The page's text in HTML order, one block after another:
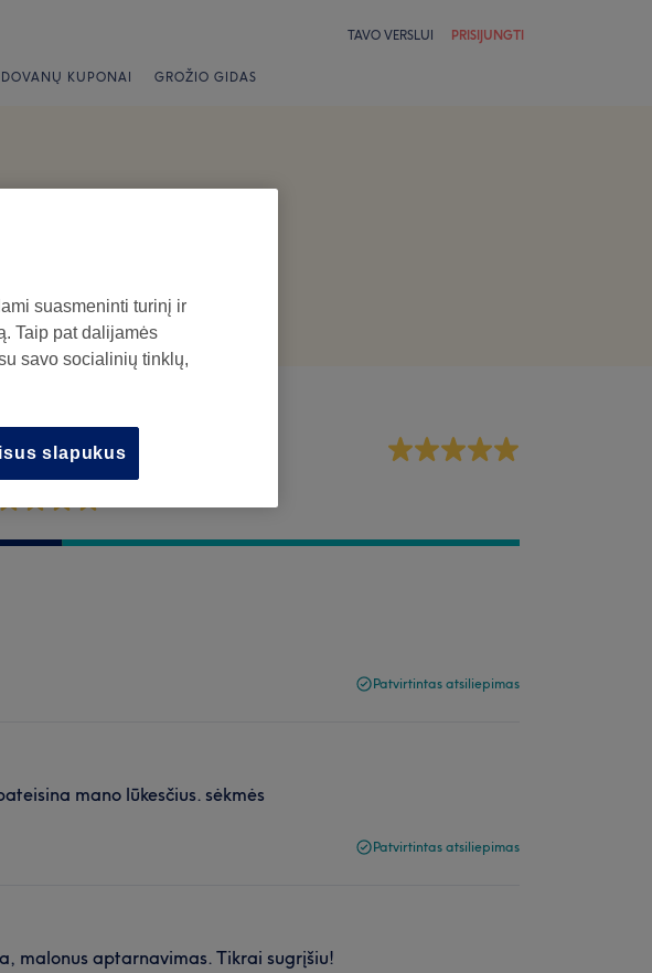
TAVO VERSLUI PRISIJUNGTI
DOVANŲ KUPONAI GROŽIO GIDAS
Patvirtintas atsiliepimas
mano lūkesčius. sėkmės
Patvirtintas atsiliepimas
malonus aptarnavimas. Tikrai sugrįšiu!
suasmeninti turinį ir
Taip pat dalijamės
savo socialinių tinklų,
slapukus